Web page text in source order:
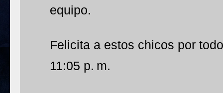
equipo.
Felicita a estos chicos por
11:05 p. m.